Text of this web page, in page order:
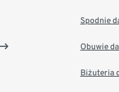
Spodnie
Obuwie
Biżuteria